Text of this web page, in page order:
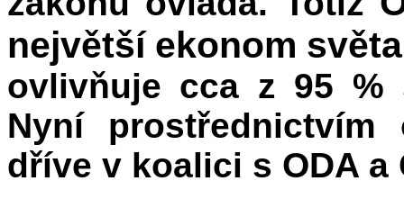
největší ekonom
ovlivňuje cca z 95 %
Nyní prostřednictvím
dříve v koalici s ODA a